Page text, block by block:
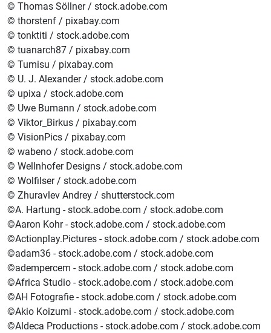
© Thomas Söllner / stock.adobe.com
© thorstenf / pixabay.com
© tonktiti / stock.adobe.com
© tuanarch87 / pixabay.com
© Tumisu / pixabay.com
© U. J. Alexander / stock.adobe.com
© upixa / stock.adobe.com
© Uwe Bumann / stock.adobe.com
© Viktor_Birkus / pixabay.com
© VisionPics / pixabay.com
© wabeno / stock.adobe.com
© Wellnhofer Designs / stock.adobe.com
© Wolfilser / stock.adobe.com
© Zhuravlev Andrey / shutterstock.com
©A. Hartung - stock.adobe.com / stock.adobe.com
©Aaron Kohr - stock.adobe.com / stock.adobe.com
©Actionplay.Pictures - stock.adobe.com / stock.adobe.com
©adam36 - stock.adobe.com / stock.adobe.com
©adempercem - stock.adobe.com / stock.adobe.com
©Africa Studio - stock.adobe.com / stock.adobe.com
©AH Fotografie - stock.adobe.com / stock.adobe.com
©Akio Koizumi - stock.adobe.com / stock.adobe.com
©Aldeca Productions - stock.adobe.com / stock.adobe.com